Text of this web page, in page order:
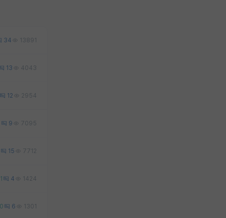
34 13891
13 4043
12 2954
9 7095
15 7712
1 4 1424
0 6 1301